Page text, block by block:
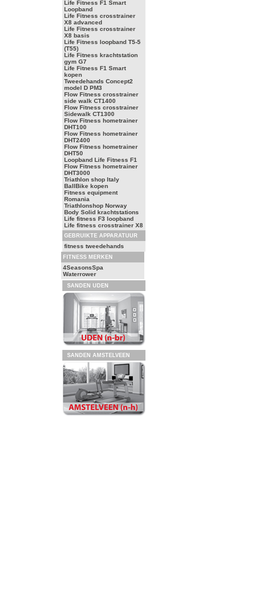
Life Fitness F1 Smart
Loopband
Life Fitness crosstrainer
X8 advanced
Life Fitness crosstrainer
X8 basis
Life Fitness loopband T5-5
(T55)
Life Fitness krachtstation
gym G7
Life Fitness F1 Smart
kopen
Tweedehands Concept2
model D PM3
Flow Fitness crosstrainer
side walk CT1400
Flow Fitness crosstrainer
Sidewalk CT1300
Flow Fitness hometrainer
DHT100
Flow Fitness hometrainer
DHT2400
Flow Fitness hometrainer
DHT50
Loopband Life Fitness F1
Flow Fitness hometrainer
DHT3000
Triathlon shop Italy
BallBike kopen
Fitness equipment
Romania
Triathlonshop Norway
Body Solid krachtstations
Life fitness F3 loopband
Life fitness crosstrainer X8
GEBRUIKTE APPARATUUR
fitness tweedehands
FITNESS MERKEN
4SeasonsSpa
Waterrower
SANDEN UDEN
SANDEN AMSTELVEEN